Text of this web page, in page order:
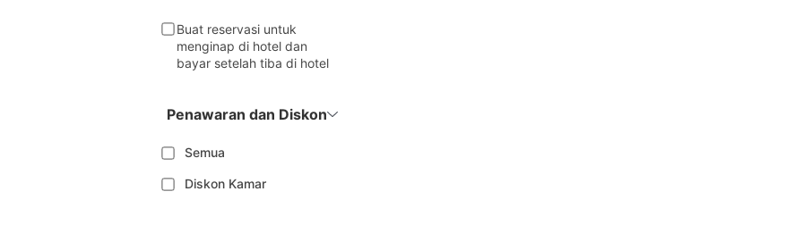
Buat reservasi untuk
menginap di hotel dan
bayar setelah tiba di hotel
Penawaran dan Diskon
Semua
Diskon Kamar